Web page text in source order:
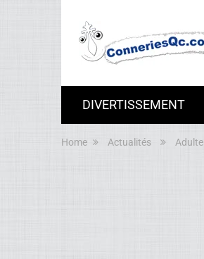
DIVERTISSEMENT
Home Actualités Adulte